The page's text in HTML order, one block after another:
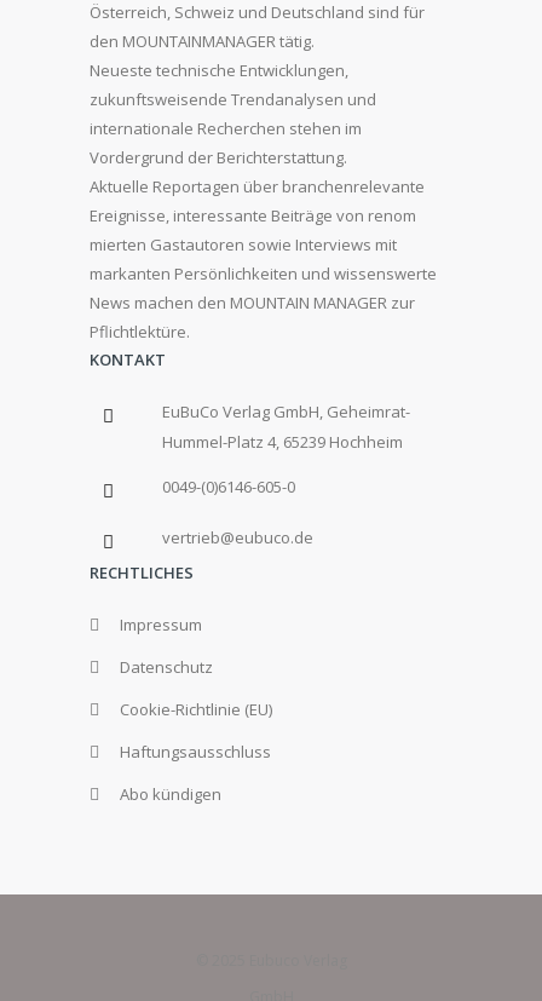
Österreich, Schweiz und Deutschland sind für
den MOUNTAINMANAGER tätig.
Neueste technische Entwicklungen,
zukunftsweisende Trendanalysen und
internationale Recherchen stehen im
Vordergrund der Berichterstattung.
Aktuelle Reportagen über branchenrelevante
Ereignisse, interessante Beiträge von renom
mierten Gastautoren sowie Interviews mit
markanten Persönlichkeiten und wissenswerte
News machen den MOUNTAIN MANAGER zur
Pflichtlektüre.
KONTAKT
EuBuCo Verlag GmbH, Geheimrat-
Hummel-Platz 4, 65239 Hochheim
0049-(0)6146-605-0
vertrieb@eubuco.de
RECHTLICHES
Impressum
Datenschutz
Cookie-Richtlinie (EU)
Haftungsausschluss
Abo kündigen